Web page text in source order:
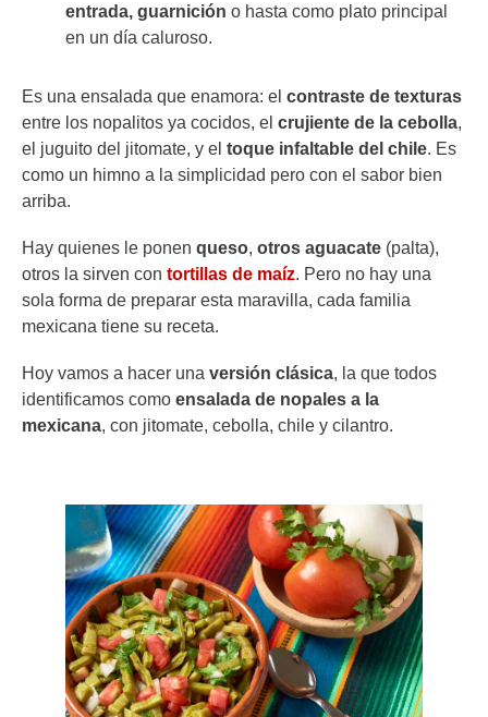
entrada, guarnición o hasta como plato principal
en un día caluroso.
Es una ensalada que enamora: el contraste de texturas
entre los nopalitos ya cocidos, el crujiente de la cebolla,
el juguito del jitomate, y el toque infaltable del chile. Es
como un himno a la simplicidad pero con el sabor bien
arriba.
Hay quienes le ponen queso, otros aguacate (palta),
otros la sirven con tortillas de maíz. Pero no hay una
sola forma de preparar esta maravilla, cada familia
mexicana tiene su receta.
Hoy vamos a hacer una versión clásica, la que todos
identificamos como ensalada de nopales a la
mexicana, con jitomate, cebolla, chile y cilantro.